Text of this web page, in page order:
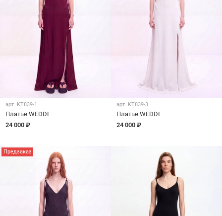
арт. KT839-1
Платье WEDDI
24 000 ₽
арт. KT839-3
Платье WEDDI
24 000 ₽
Предзаказ